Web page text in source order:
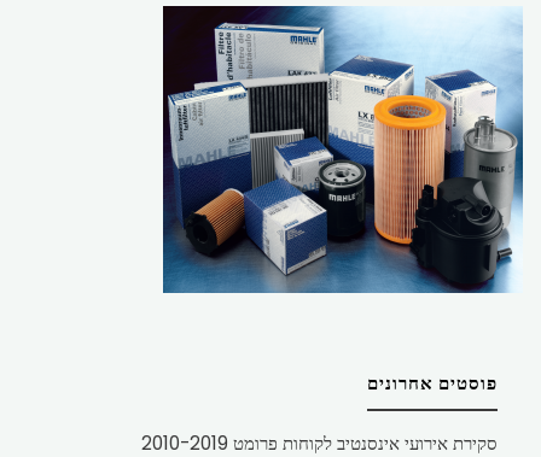
פוסטים אחרונים
סקירת אירועי אינסנטיב לקוחות פרומט 2010-2019